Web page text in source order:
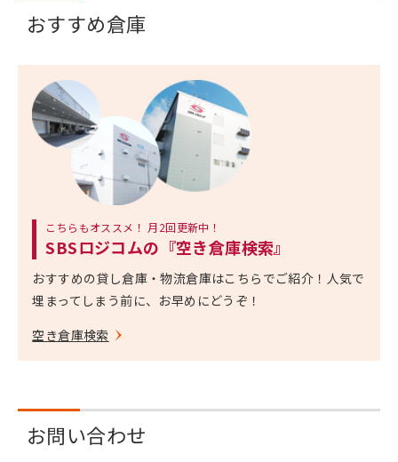
おすすめ倉庫
こちらもオススメ！ 月2回更新中！
SBSロジコムの『空き倉庫検索』
おすすめの貸し倉庫・物流倉庫はこちらでご紹介！人気で
埋まってしまう前に、お早めにどうぞ！
空き倉庫検索
お問い合わせ